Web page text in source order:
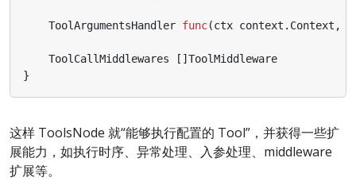
ToolArgumentsHandler func(ctx context . Context ,
ToolCallMiddlewares [] ToolMiddleware
}
这样 ToolsNode 就“能够执行配置的 Tool”，并获得一些扩
展能力，如执行时序、异常处理、入参处理、middleware
扩展等。